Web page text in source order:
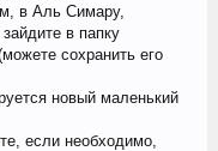
в Аль Симару,
в папку
сохранить его
новый маленький
если необходимо,